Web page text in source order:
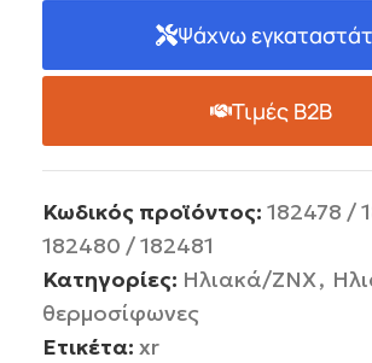
Ψάχνω
Τιμές B2B
Κωδικός προϊόντος: 182478 /
182480 / 182481
Κατηγορίες: Ηλιακά/ΖΝΧ,
θερμοσίφωνες
Ετικέτα: xr